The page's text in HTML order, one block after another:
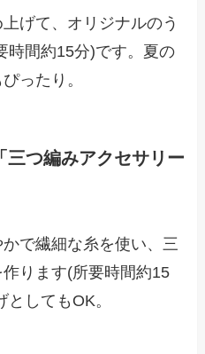
げて、オリジナルのう
時間約15分)です。夏の
ったり。
つ編みアクセサリー
で繊細な糸を使い、三
ります(所要時間約15
してもOK。